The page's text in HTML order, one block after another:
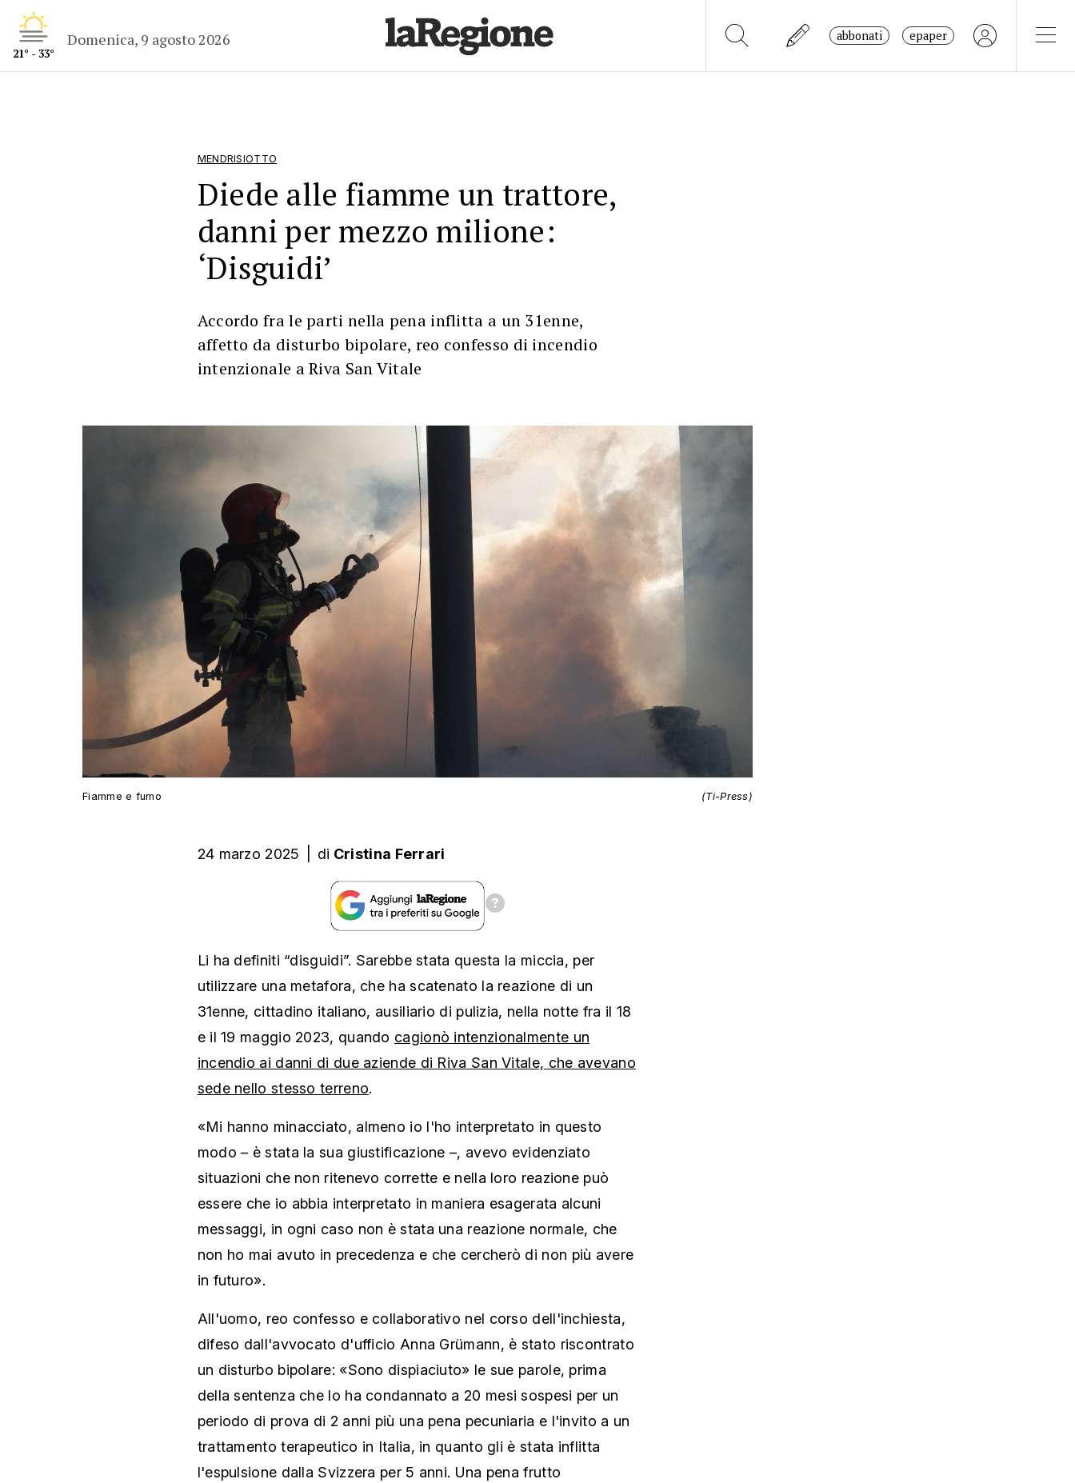
21° - 33°
Domenica, 9 agosto 2026 abbonati epaper
MENDRISIOTTO
Diede alle fiamme un trattore,
danni per mezzo milione:
‘Disguidi’
Accordo fra le parti nella pena inflitta a un 31enne,
affetto da disturbo bipolare, reo confesso di incendio
intenzionale a Riva San Vitale
Fiamme e fumo (Ti-Press)
24 marzo 2025 di Cristina Ferrari
Li ha definiti “disguidi”. Sarebbe stata questa la miccia, per
utilizzare una metafora, che ha scatenato la reazione di un
31enne, cittadino italiano, ausiliario di pulizia, nella notte fra il 18
e il 19 maggio 2023, quando cagionò intenzionalmente un
incendio ai danni di due aziende di Riva San Vitale, che avevano
sede nello stesso terreno.
«Mi hanno minacciato, almeno io l'ho interpretato in questo
modo – è stata la sua giustificazione –, avevo evidenziato
situazioni che non ritenevo corrette e nella loro reazione può
essere che io abbia interpretato in maniera esagerata alcuni
messaggi, in ogni caso non è stata una reazione normale, che
non ho mai avuto in precedenza e che cercherò di non più avere
in futuro».
All'uomo, reo confesso e collaborativo nel corso dell'inchiesta,
difeso dall'avvocato d'ufficio Anna Grümann, è stato riscontrato
un disturbo bipolare: «Sono dispiaciuto» le sue parole, prima
della sentenza che lo ha condannato a 20 mesi sospesi per un
periodo di prova di 2 anni più una pena pecuniaria e l'invito a un
trattamento terapeutico in Italia, in quanto gli è stata inflitta
l'espulsione dalla Svizzera per 5 anni. Una pena frutto